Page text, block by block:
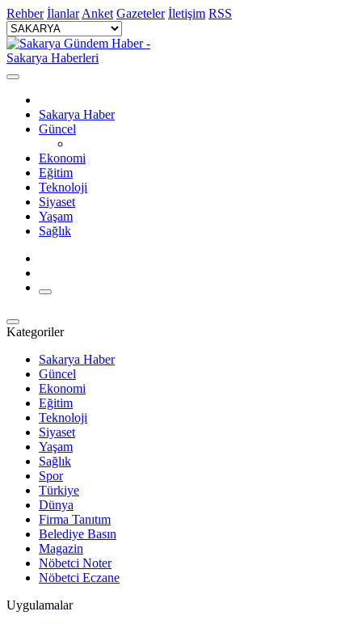
Rehber İlanlar Anket Gazeteler İletişim RSS
Sakarya Haber
Güncel
Ekonomi
Eğitim
Teknoloji
Siyaset
Yaşam
Sağlık
Kategoriler
Sakarya Haber
Güncel
Ekonomi
Eğitim
Teknoloji
Siyaset
Yaşam
Sağlık
Spor
Türkiye
Dünya
Firma Tanıtım
Belediye Basın
Magazin
Nöbetci Noter
Nöbetci Eczane
Uygulamalar